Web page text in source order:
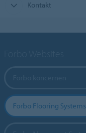
Kontakt
Forbo Flooring Systems